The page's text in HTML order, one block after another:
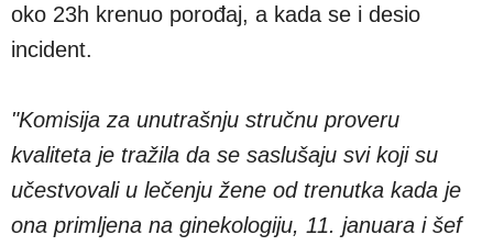
oko 23h krenuo porođaj, a kada se i desio
incident.
"Komisija za unutrašnju stručnu proveru
kvaliteta je tražila da se saslušaju svi koji su
učestvovali u lečenju žene od trenutka kada je
ona primljena na ginekologiju, 11. januara i šef